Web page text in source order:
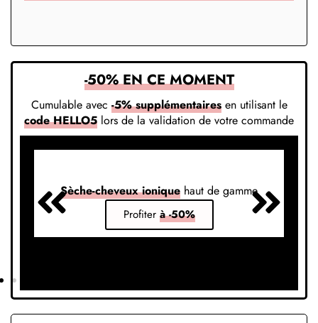
-50% EN CE MOMENT
Cumulable avec -5% supplémentairesen utilisant le
code HELLO5 lors de la validation de votre commande
Sèche-cheveux ionique haut de gamme
Profiter à -50%